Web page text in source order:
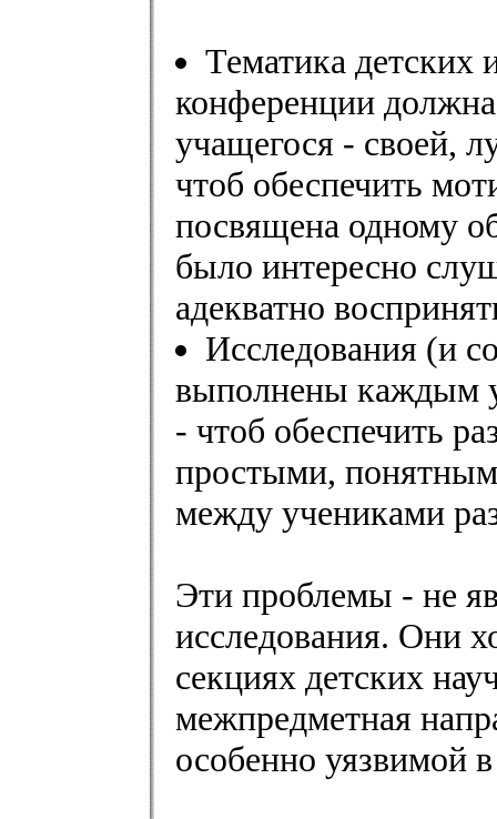
Тематика детских
конференции
учащегося - своей,
чтоб обеспечить
посвящена одному
было интересно
адекватно
Исследования (и
выполнены каждым
- чтоб обеспечить
простыми,
между учениками
Эти проблемы - не
исследования. Они
секциях детских
межпредметная
особенно уязвимой